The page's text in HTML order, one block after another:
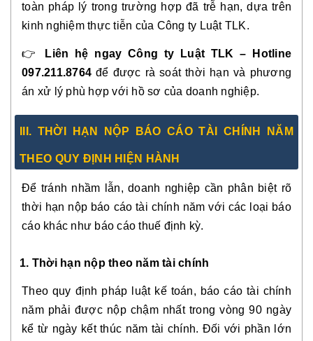
toàn pháp lý trong trường hợp đã trễ hạn, dựa trên
kinh nghiệm thực tiễn của Công ty Luật TLK.
👉
Liên hệ ngay Công ty Luật TLK – Hotline
097.211.8764 để được rà soát thời hạn và phương
án xử lý phù hợp với hồ sơ của doanh nghiệp.
III. THỜI HẠN NỘP BÁO CÁO TÀI CHÍNH NĂM
THEO QUY ĐỊNH HIỆN HÀNH
Để tránh nhầm lẫn, doanh nghiệp cần phân biệt rõ
thời hạn nộp báo cáo tài chính năm với các loại báo
cáo khác như báo cáo thuế định kỳ.
1. Thời hạn nộp theo năm tài chính
Theo quy định pháp luật kế toán, báo cáo tài chính
năm phải được nộp chậm nhất trong vòng 90 ngày
kể từ ngày kết thúc năm tài chính. Đối với phần lớn